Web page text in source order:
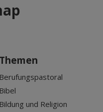
Themen
Berufungspastoral
Bibel
Bildung und Religion